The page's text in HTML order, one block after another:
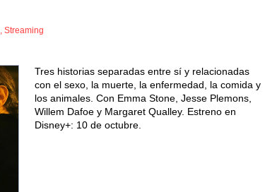
Streaming
Tres historias separadas entre sí y relacionadas
con el sexo, la muerte, la enfermedad, la comida y
los animales. Con Emma Stone, Jesse Plemons,
Willem Dafoe y Margaret Qualley. Estreno en
Disney+: 10 de octubre.